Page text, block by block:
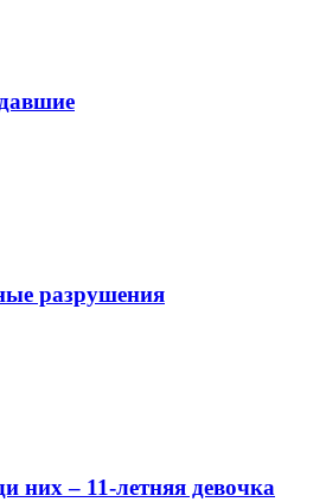
разрушения
них – 11-летняя девочка